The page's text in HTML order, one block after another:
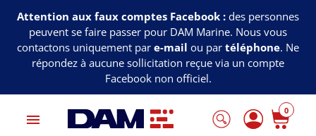
Attention aux faux comptes Facebook : des personnes
peuvent se faire passer pour DAM Marine. Nous vous
contactons uniquement par e-mail ou par téléphone. Ne
répondez à aucune sollicitation reçue via un compte
Facebook non officiel.
menu
0